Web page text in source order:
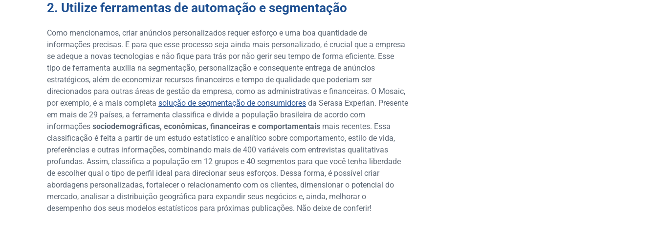
2. Utilize ferramentas de automação e segmentação
Como mencionamos, criar anúncios personalizados requer esforço e uma boa quantidade de
informações precisas. E para que esse processo seja ainda mais personalizado, é crucial que a empresa
se adeque a novas tecnologias e não fique para trás por não gerir seu tempo de forma eficiente. Esse
tipo de ferramenta auxilia na segmentação, personalização e consequente entrega de anúncios
estratégicos, além de economizar recursos financeiros e tempo de qualidade que poderiam ser
direcionados para outras áreas de gestão da empresa, como as administrativas e financeiras. O Mosaic,
por exemplo, é a mais completa solução de segmentação de consumidores da Serasa Experian. Presente
em mais de 29 países, a ferramenta classifica e divide a população brasileira de acordo com
informações sociodemográficas, econômicas, financeiras e comportamentais mais recentes. Essa
classificação é feita a partir de um estudo estatístico e analítico sobre comportamento, estilo de vida,
preferências e outras informações, combinando mais de 400 variáveis com entrevistas qualitativas
profundas. Assim, classifica a população em 12 grupos e 40 segmentos para que você tenha liberdade
de escolher qual o tipo de perfil ideal para direcionar seus esforços. Dessa forma, é possível criar
abordagens personalizadas, fortalecer o relacionamento com os clientes, dimensionar o potencial do
mercado, analisar a distribuição geográfica para expandir seus negócios e, ainda, melhorar o
desempenho dos seus modelos estatísticos para próximas publicações. Não deixe de conferir!